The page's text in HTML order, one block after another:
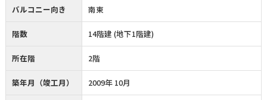
バルコニー向き 南東
階数 14階建 (地下1階建)
所在階 2階
築年月（竣工月） 2009年 10月